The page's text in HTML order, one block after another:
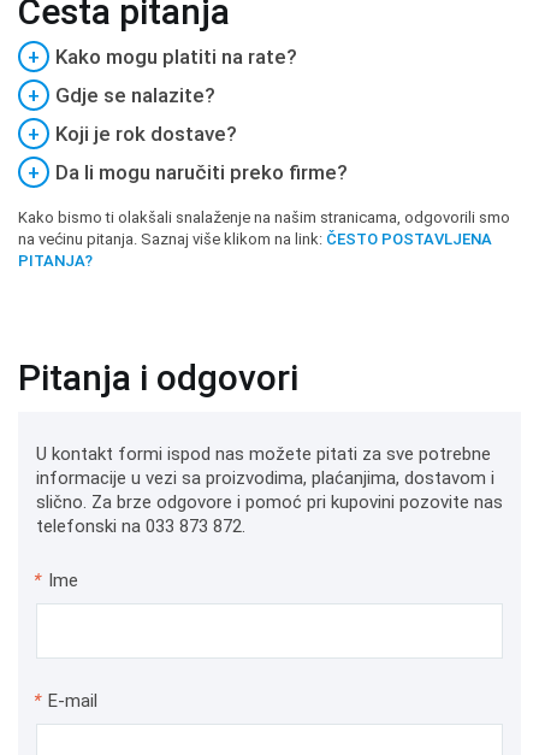
Česta pitanja
+
Kako mogu platiti na rate?
+
Gdje se nalazite?
+
Koji je rok dostave?
+
Da li mogu naručiti preko firme?
Kako bismo ti olakšali snalaženje na našim stranicama, odgovorili smo
na većinu pitanja. Saznaj više klikom na link: ČESTO POSTAVLJENA
PITANJA?
Pitanja i odgovori
U kontakt formi ispod nas možete pitati za sve potrebne
informacije u vezi sa proizvodima, plaćanjima, dostavom i
slično. Za brze odgovore i pomoć pri kupovini pozovite nas
telefonski na 033 873 872.
* Ime
* E-mail